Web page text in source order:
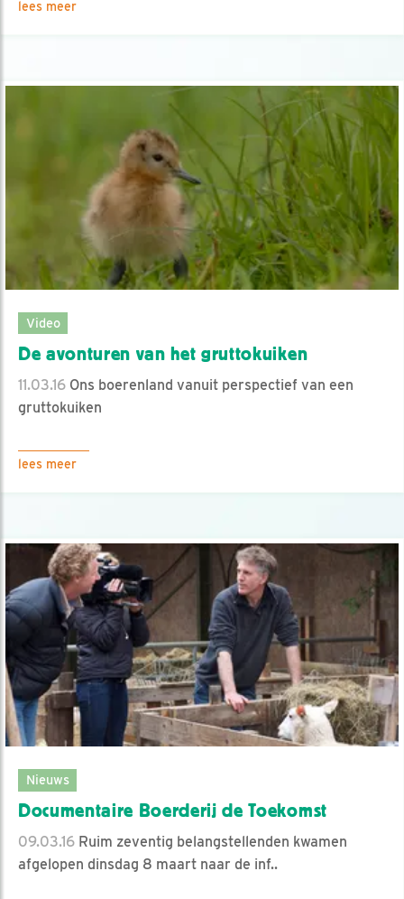
lees meer
Video
De avonturen van het gruttokuiken
11.03.16 Ons boerenland vanuit perspectief van een
gruttokuiken
lees meer
Nieuws
Documentaire Boerderij de Toekomst
09.03.16 Ruim zeventig belangstellenden kwamen
afgelopen dinsdag 8 maart naar de inf..